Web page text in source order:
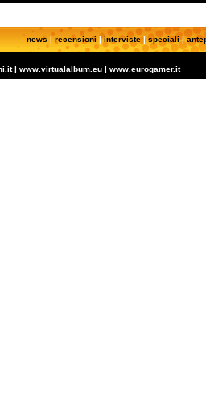
news |recensioni |interviste|speciali|
| www.virtualalbum.eu | www.eurogamer.it